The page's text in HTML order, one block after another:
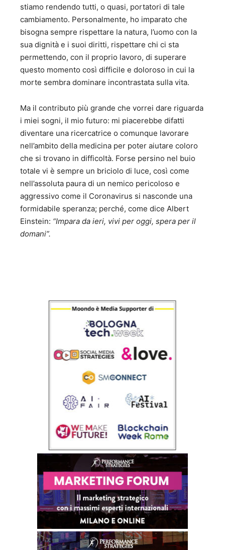
stiamo rendendo tutti, o quasi, portatori di tale
cambiamento. Personalmente, ho imparato che
bisogna sempre rispettare la natura, l’uomo con la
sua dignità e i suoi diritti, rispettare chi ci sta
permettendo, con il proprio lavoro, di superare
questo momento così difficile e doloroso in cui la
morte sembra dominare incontrastata sulla vita.
Ma il contributo più grande che vorrei dare riguarda
i miei sogni, il mio futuro: mi piacerebbe difatti
diventare una ricercatrice o comunque lavorare
nell’ambito della medicina per poter aiutare coloro
che si trovano in difficoltà. Forse persino nel buio
totale vi è sempre un briciolo di luce, così come
nell’assoluta paura di un nemico pericoloso e
aggressivo come il Coronavirus si nasconde una
formidabile speranza; perché, come dice Albert
Einstein: “Impara da ieri, vivi per oggi, spera per il
domani”.